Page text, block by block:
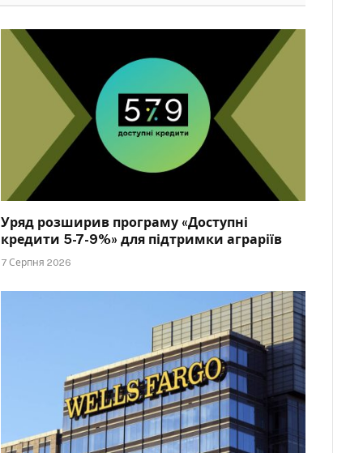
Уряд розширив програму «Доступні
кредити 5-7-9%» для підтримки аграріїв
7 Серпня 2026